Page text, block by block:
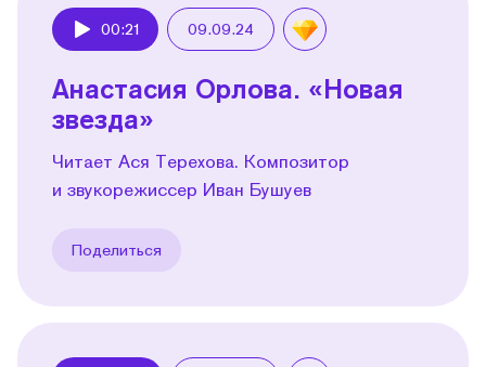
00:21 09.09.24
Анастасия Орлова. «Новая
звезда»
Читает Ася Терехова. Композитор
и звукорежиссер Иван Бушуев
Поделиться